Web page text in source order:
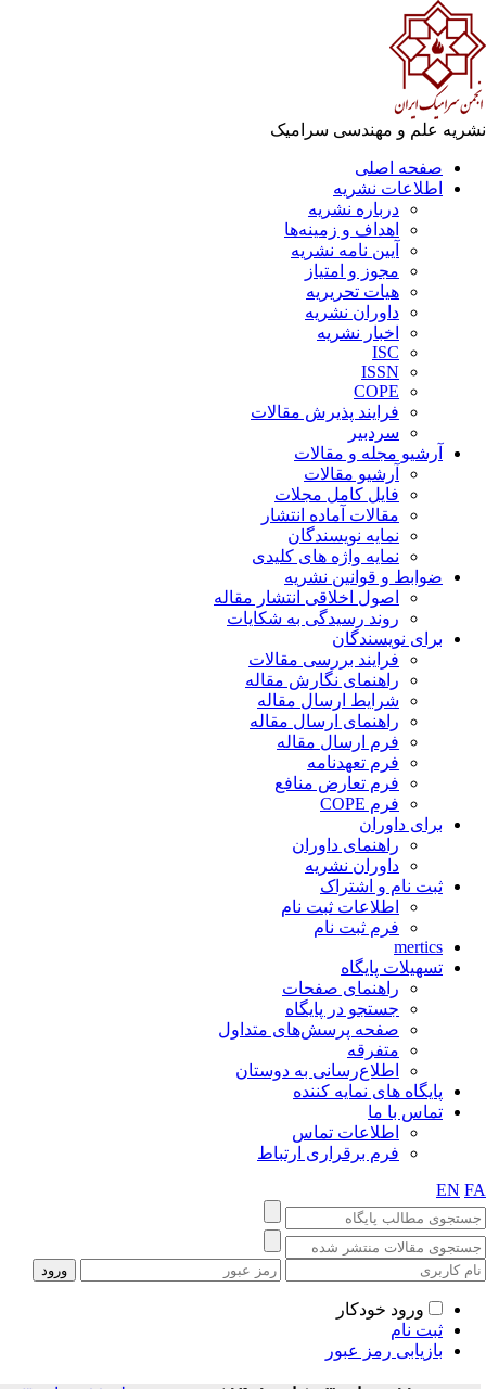
علم و مهندسی سرامیک
صفحه اصلی
اطلاعات نشریه
درباره نشریه
اهداف و زمینه‌ها
آیین نامه نشریه
مجوز و امتیاز
هیات تحریریه
داوران نشریه
اخبار نشریه
ISC
ISSN
COPE
فرایند پذیرش مقالات
سردبیر
آرشیو مجله و مقالات
آرشیو مقالات
فایل کامل مجلات
مقالات آماده انتشار
نمایه نویسندگان
نمایه واژه های کلیدی
ضوابط و قوانین نشریه
اصول اخلاقی انتشار مقاله
روند رسیدگی به شکایات
برای نویسندگان
فرایند بررسی مقالات
راهنمای نگارش مقاله
شرایط ارسال مقاله
راهنمای ارسال مقاله
فرم ارسال مقاله
فرم تعهدنامه
فرم تعارض منافع
فرم COPE
برای داوران
راهنمای داوران
داوران نشریه
ثبت نام و اشتراک
اطلاعات ثبت نام
فرم ثبت نام
mertics
تسهیلات پایگاه
راهنمای صفحات
جستجو در پایگاه
صفحه پرسش‌های متداول
متفرقه
اطلاع‌رسانی به دوستان
پایگاه های نمایه کننده
تماس با ما
اطلاعات تماس
فرم برقراری ارتباط
EN
ورود خودکار
ثبت نام
بازیابی رمز عبور